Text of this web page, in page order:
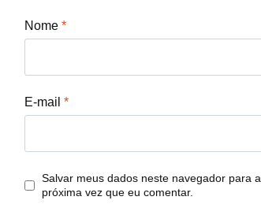
Nome*
E-mail*
Salvar meus dados neste navegador para a
próxima vez que eu comentar.